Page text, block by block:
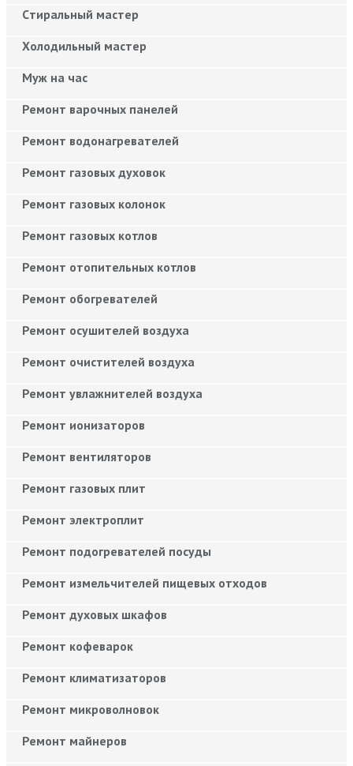
Cтиральный мастер
Холодильный мастер
Муж на час
Ремонт варочных панелей
Ремонт водонагревателей
Ремонт газовых духовок
Ремонт газовых колонок
Ремонт газовых котлов
Ремонт отопительных котлов
Ремонт обогревателей
Ремонт осушителей воздуха
Ремонт очистителей воздуха
Ремонт увлажнителей воздуха
Ремонт ионизаторов
Ремонт вентиляторов
Ремонт газовых плит
Ремонт электроплит
Ремонт подогревателей посуды
Ремонт измельчителей пищевых отходов
Ремонт духовых шкафов
Ремонт кофеварок
Ремонт климатизаторов
Ремонт микроволновок
Ремонт майнеров